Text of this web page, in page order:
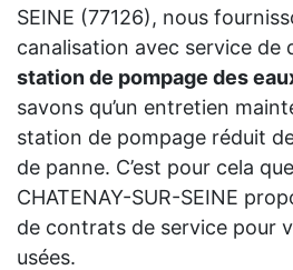
SEINE (77126), nous
canalisation avec service de
station de pompage des
savons qu’un entretien
station de pompage réduit
de panne. C’est pour cela
CHATENAY-SUR-SEINE
de contrats de service pour
usées.